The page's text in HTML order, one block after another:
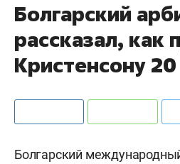
Болгарский
рассказал, как
Кристенсону
Болгарский